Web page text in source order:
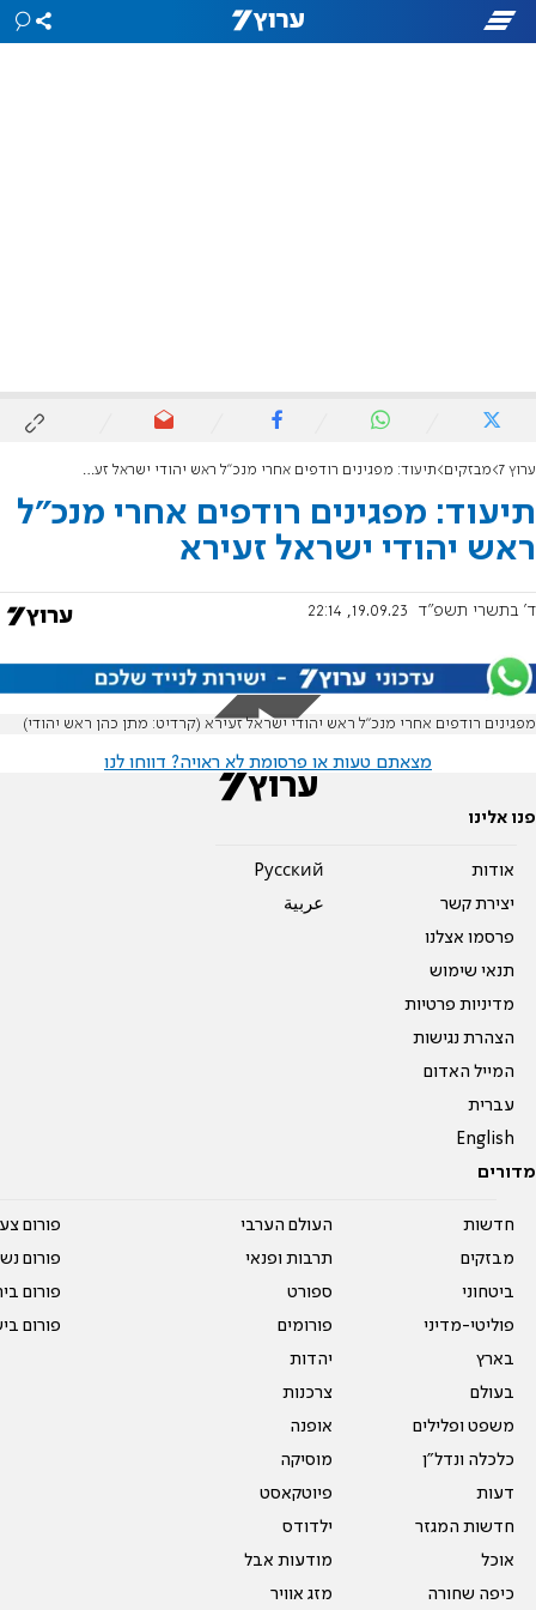
ערוץ 7 מבזקים תיעוד: מפגינים רודפים אחרי מנכ"ל ראש יהודי ישראל זעירא
תיעוד: מפגינים רודפים אחרי מנכ"ל
ראש יהודי ישראל זעירא
ד' בתשרי תשפ"ד 19.09.23, 22:14
מפגינים רודפים אחרי מנכ"ל ראש יהודי ישראל זעירא (קרדיט: מתן כהן ראש יהודי)
מצאתם טעות או פרסומת לא ראויה? דווחו לנו
פנו אלינו
אודות
יצירת קשר
פרסמו אצלנו
תנאי שימוש
מדיניות פרטיות
הצהרת נגישות
המייל האדום
עברית
English
Pусский
عربية
מדורים
חדשות
מבזקים
ביטחוני
פוליטי-מדיני
בארץ
בעולם
משפט ופלילים
כלכלה ונדל"ן
דעות
חדשות המגזר
אוכל
כיפה שחורה
העולם הערבי
תרבות ופנאי
ספורט
פורומים
יהדות
צרכנות
אופנה
מוסיקה
פיוטקאסט
ילדודס
מודעות אבל
מזג אוויר
פורום
פורום
פורום
פורום